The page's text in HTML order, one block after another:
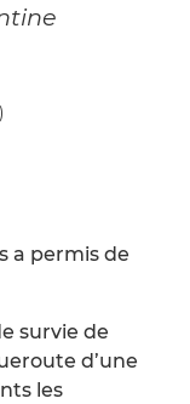
a permis de
survie de
d’une
les